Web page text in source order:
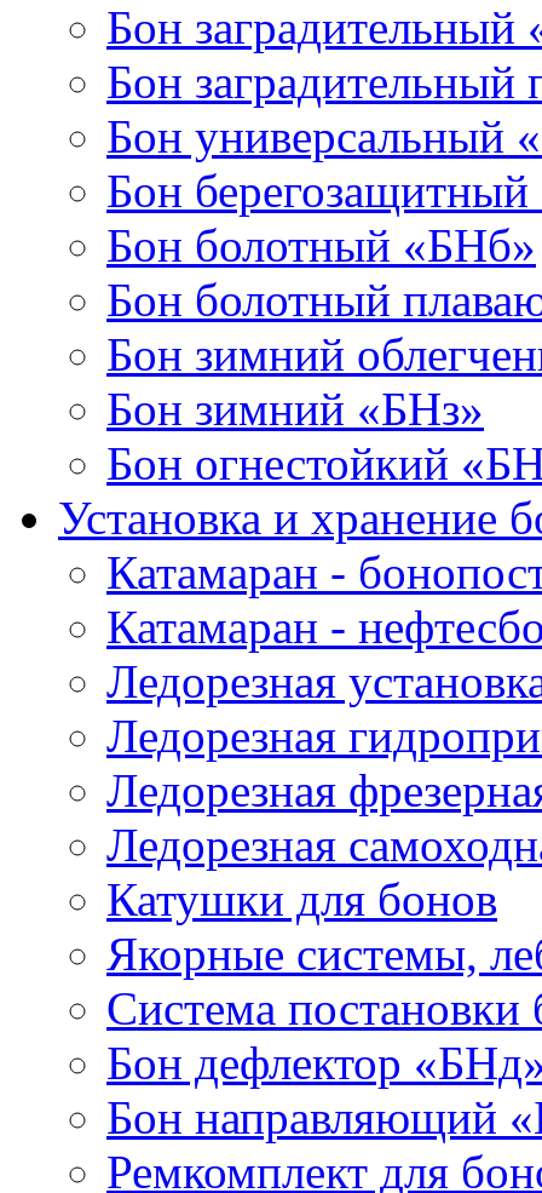
Бон заградительный
Бон
Бон универсальный
Бон
Бон болотный «БНб»
Бон болотный
Бон зимний
Бон зимний «БНз»
Бон огнестойкий
Установка и хранение
Катамаран -
Катамаран -
Ледорезная
Ледорезная
Ледорезная
Ледорезная
Катушки для бонов
Якорные системы,
Система
Бон дефлектор
Бон направляющий
Ремкомплект для